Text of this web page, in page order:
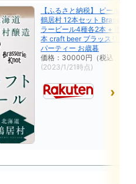
【ふるさと納税】 ビール ク
鶴居村 12本セット Brasserie
ラービール4種各2本 + 道東
本 craft beer ブラッスリーノ
パーティー お歳暮
価格：30000円（税込、送料
(2023/1/21時点)